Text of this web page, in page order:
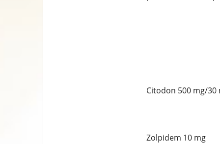
Citodon 500 mg/30
Zolpidem 10 mg